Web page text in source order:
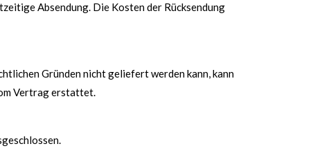
Absendung. Die Kosten der Rücksendung
Gründen nicht geliefert werden kann, kann
Vertrag erstattet.